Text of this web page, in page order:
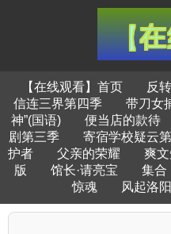
【在线观看】首页 反
信连三界第四季
带刀女
神”(国语)
便当店的款待
剧第三季
寄宿学校疑云
护者
父亲的荣耀
爽
版
馆长·请亮宝 集合
惊魂
风起洛阳